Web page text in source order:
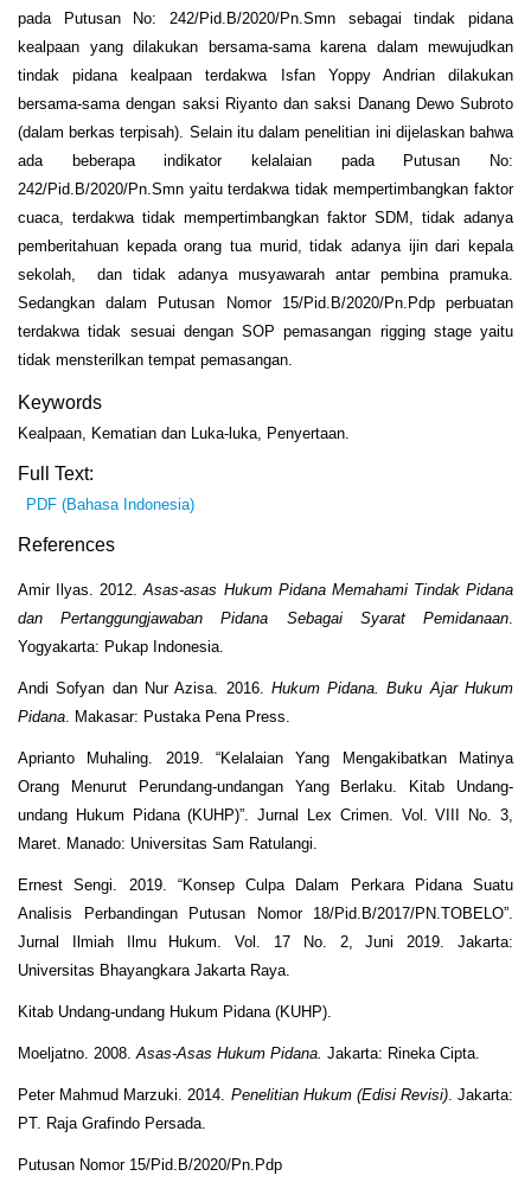
pada Putusan No: 242/Pid.B/2020/Pn.Smn sebagai tindak pidana
kealpaan yang dilakukan bersama-sama karena dalam mewujudkan
tindak pidana kealpaan terdakwa Isfan Yoppy Andrian dilakukan
bersama-sama dengan saksi Riyanto dan saksi Danang Dewo Subroto
(dalam berkas terpisah). Selain itu dalam penelitian ini dijelaskan bahwa
ada beberapa indikator kelalaian pada Putusan No:
242/Pid.B/2020/Pn.Smn yaitu terdakwa tidak mempertimbangkan faktor
cuaca, terdakwa tidak mempertimbangkan faktor SDM, tidak adanya
pemberitahuan kepada orang tua murid, tidak adanya ijin dari kepala
sekolah, dan tidak adanya musyawarah antar pembina pramuka.
Sedangkan dalam Putusan Nomor 15/Pid.B/2020/Pn.Pdp perbuatan
terdakwa tidak sesuai dengan SOP pemasangan rigging stage yaitu
tidak mensterilkan tempat pemasangan.
Keywords
Kealpaan, Kematian dan Luka-luka, Penyertaan.
Full Text:
PDF (Bahasa Indonesia)
References
Amir Ilyas. 2012.Asas-asas Hukum Pidana Memahami Tindak Pidana
dan Pertanggungjawaban Pidana Sebagai Syarat Pemidanaan
Yogyakarta: Pukap Indonesia.
Andi Sofyan dan Nur Azisa. 2016. Hukum Pidana. Buku Ajar Hukum
Pidana . Makasar: Pustaka Pena Press.
Aprianto Muhaling. 2019. “Kelalaian Yang Mengakibatkan Matinya
Orang Menurut Perundang-undangan Yang Berlaku. Kitab Undang-
undang Hukum Pidana (KUHP)”. Jurnal Lex Crimen. Vol. VIII No. 3,
Maret. Manado: Universitas Sam Ratulangi.
Ernest Sengi. 2019. “Konsep Culpa Dalam Perkara Pidana Suatu
Analisis Perbandingan Putusan Nomor 18/Pid.B/2017/PN.TOBELO”.
Jurnal Ilmiah Ilmu Hukum. Vol. 17 No. 2, Juni 2019. Jakarta:
Universitas Bhayangkara Jakarta Raya.
Kitab Undang-undang Hukum Pidana (KUHP).
Moeljatno. 2008. Asas-Asas Hukum Pidana. Jakarta: Rineka Cipta.
Peter Mahmud Marzuki. 2014. Penelitian Hukum (Edisi Revisi). Jakarta:
PT. Raja Grafindo Persada.
Putusan Nomor 15/Pid.B/2020/Pn.Pdp